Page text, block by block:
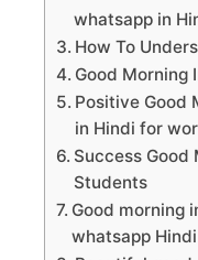
whatsapp in
How To
Good Morning
Positive Good
in Hindi for
Success Good
Students
Good morning
whatsapp Hindi